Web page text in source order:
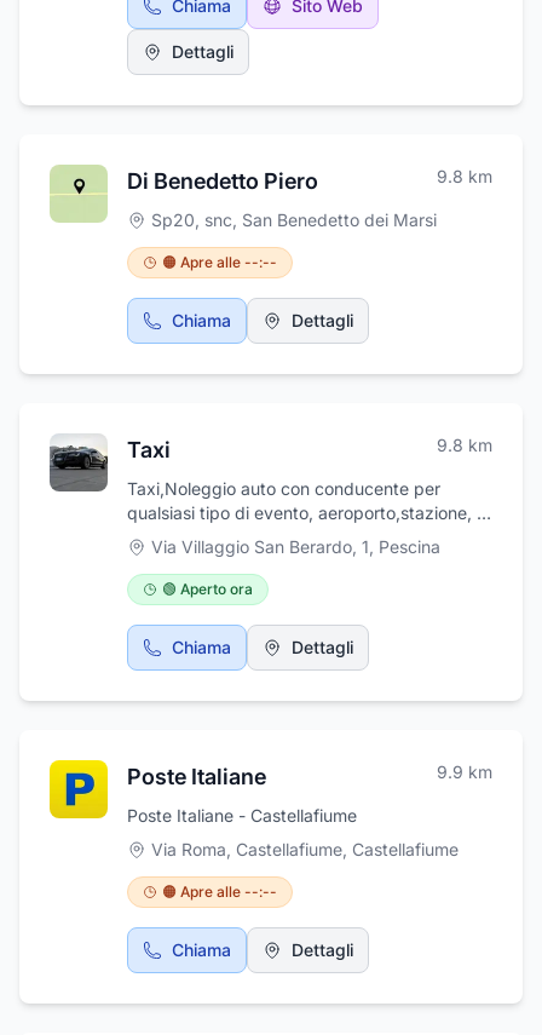
Chiama Sito Web
Dettagli
Di Benedetto Piero 9.8 km
Sp20, snc, San Benedetto dei Marsi
🟠 Apre alle --:--
Chiama Dettagli
Taxi 9.8 km
Taxi,Noleggio auto con conducente per
qualsiasi tipo di evento, aeroporto,stazione, di
lunghi tragitti e brevi. Auto di lusso!!
Via Villaggio San Berardo, 1, Pescina
🟢 Aperto ora
Chiama Dettagli
Poste Italiane 9.9 km
Poste Italiane - Castellafiume
Via Roma, Castellafiume, Castellafiume
🟠 Apre alle --:--
Chiama Dettagli